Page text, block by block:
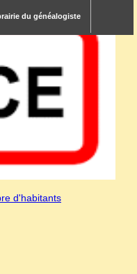
du généalogiste
d'habitants